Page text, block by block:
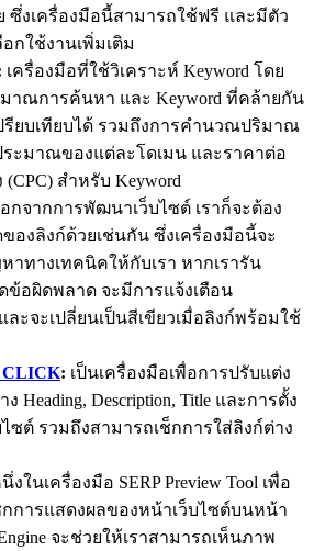
ซึ่งเครื่องมือนี้สามารถใช้ฟรี และมีตัว
อกใช้งานเพิ่มเติม
เครื่องมือที่ใช้วิเคราะห์ Keyword โดย
มาณการค้นหา และ Keyword ที่คล้ายกัน
รียบเทียบได้ รวมถึงการคำนวณปริมาณ
ระมาณของแต่ละโดเมน และราคาต่อ
สำหรับ Keyword
กจากการพัฒนาเว็บไซต์ เราก็จะต้อง
องลิงก์ด้วยเช่นกัน ซึ่งเครื่องมือนี้จะ
าทางเทคนิคให้กับเรา หากเรารัน
ข้อผิดพลาด จะมีการแจ้งเตือน
ะจะเปลี่ยนเป็นสีเขียวเมื่อลิงก์พร้อมใช้
CLICK: เป็นเครื่องมือเพื่อการปรับแต่ง
ง Heading, Description, Title และการตั้ง
ซต์ รวมถึงสามารถเช็กการใส่ลิงก์ต่าง
งในเครื่องมือ SERP Preview Tool เพื่อ
กการแสดงผลของหน้าเว็บไซต์บนหน้า
จะช่วยให้เราสามารถเห็นภาพ